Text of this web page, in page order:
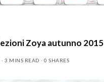
Zoya autunno 2015
3 MINS READ 0 SHARES